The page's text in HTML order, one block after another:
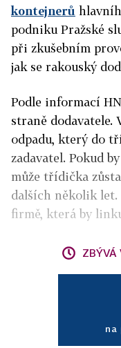
kontejnerů
podniku Pražské
při zkušebním
jak se rakouský
Podle informací
straně dodavatele.
odpadu, který do
zadavatel. Pokud
může třídička
dalších několik
firmě, která by
ZBÝVÁ
na